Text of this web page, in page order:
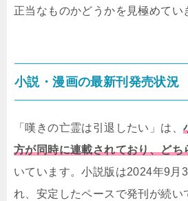
正当なものかどうかを見極めてい
小説・漫画の最新刊発売状況
「嘆きの亡霊は引退したい」は、
方が同時に連載されており、どち
いています。小説版は2024年9月
れ、安定したペースで発刊が続い